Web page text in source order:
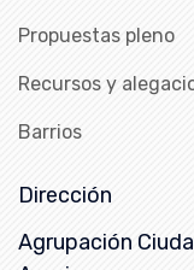
Propuestas pleno
Recursos y
Barrios
Dirección
Agrupación